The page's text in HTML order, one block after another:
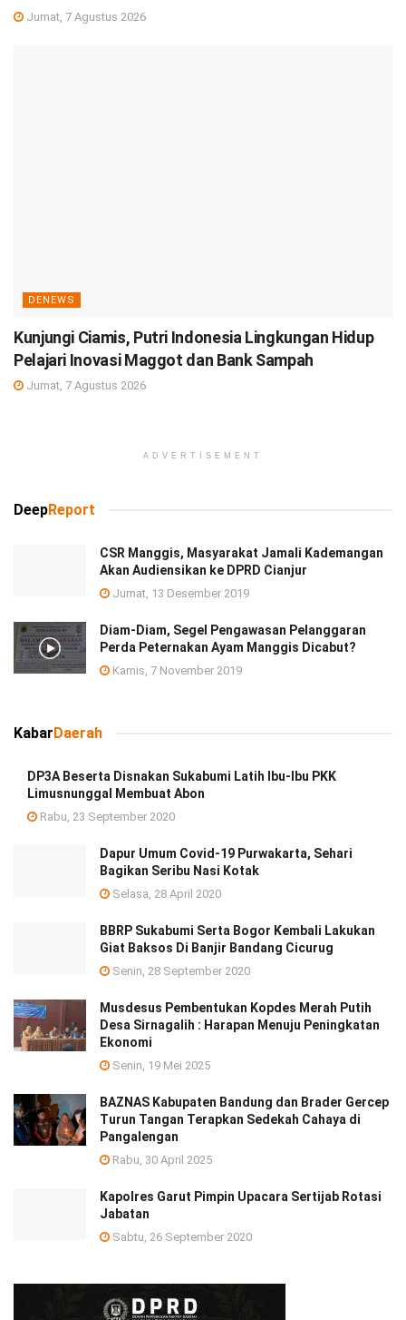
Jumat, 7 Agustus 2026
DENEWS
Kunjungi Ciamis, Putri Indonesia Lingkungan Hidup
Pelajari Inovasi Maggot dan Bank Sampah
Jumat, 7 Agustus 2026
ADVERTISEMENT
DeepReport
CSR Manggis, Masyarakat Jamali Kademangan
Akan Audiensikan ke DPRD Cianjur
Jumat, 13 Desember 2019
Diam-Diam, Segel Pengawasan Pelanggaran
Perda Peternakan Ayam Manggis Dicabut?
Kamis, 7 November 2019
Kabar Daerah
DP3A Beserta Disnakan Sukabumi Latih Ibu-Ibu PKK
Limusnunggal Membuat Abon
Rabu, 23 September 2020
Dapur Umum Covid-19 Purwakarta, Sehari
Bagikan Seribu Nasi Kotak
Selasa, 28 April 2020
BBRP Sukabumi Serta Bogor Kembali Lakukan
Giat Baksos Di Banjir Bandang Cicurug
Senin, 28 September 2020
Musdesus Pembentukan Kopdes Merah Putih
Desa Sirnagalih : Harapan Menuju Peningkatan
Ekonomi
Senin, 19 Mei 2025
BAZNAS Kabupaten Bandung dan Brader Gercep
Turun Tangan Terapkan Sedekah Cahaya di
Pangalengan
Rabu, 30 April 2025
Kapolres Garut Pimpin Upacara Sertijab Rotasi
Jabatan
Sabtu, 26 September 2020